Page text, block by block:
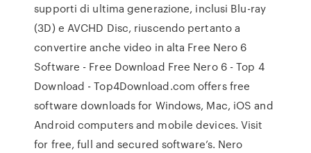
supporti di ultima generazione, inclusi Blu-ray
(3D) e AVCHD Disc, riuscendo pertanto a
convertire anche video in alta Free Nero 6
Software - Free Download Free Nero 6 - Top 4
Download - Top4Download.com offers free
software downloads for Windows, Mac, iOS and
Android computers and mobile devices. Visit
for free, full and secured software’s. Nero